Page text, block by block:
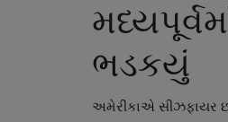
ભડકયું
અમેરીકાએ સીઝફાયર